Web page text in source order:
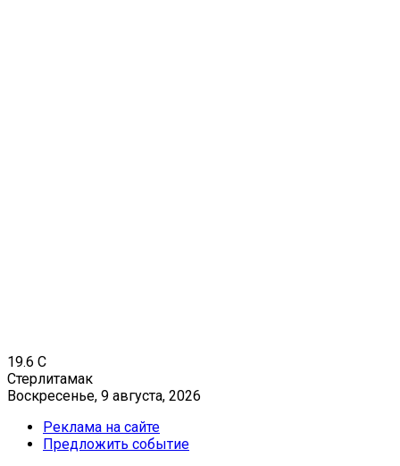
19.6 C
Стерлитамак
Воскресенье, 9 августа, 2026
Реклама на сайте
Предложить событие